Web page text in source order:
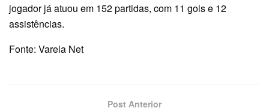
jogador já atuou em 152 partidas, com 11 gols e 12
assistências.
Fonte: Varela Net
Post Anterior